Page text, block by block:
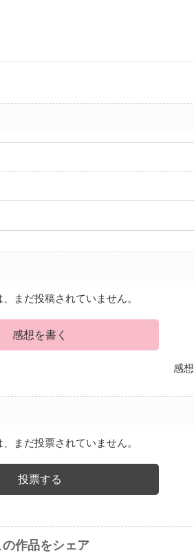
まだ投稿されていません。
感想を書く
感
まだ投票されていません。
投票する
の作品をシェア